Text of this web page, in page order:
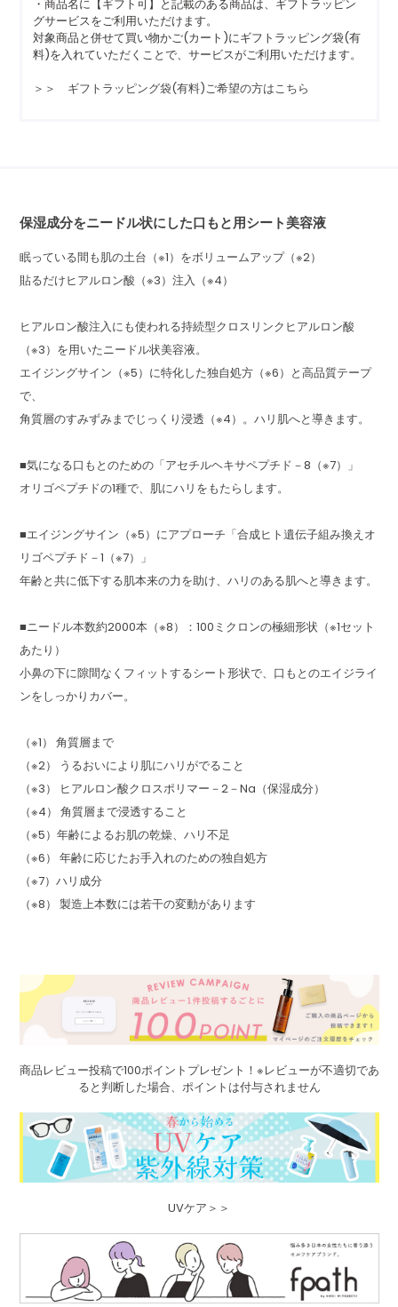
・商品名に【ギフト可】と記載のある商品は、ギフトラッピン
グサービスをご利用いただけます。
対象商品と併せて買い物かご(カート)にギフトラッピング袋(有
料)を入れていただくことで、サービスがご利用いただけます。
＞＞ ギフトラッピング袋(有料)ご希望の方はこちら
保湿成分をニードル状にした口もと用シート美容液
眠っている間も肌の土台（※1）をボリュームアップ（※2）
貼るだけヒアルロン酸（※3）注入（※4）
ヒアルロン酸注入にも使われる持続型クロスリンクヒアルロン酸
（※3）を用いたニードル状美容液。
エイジングサイン（※5）に特化した独自処方（※6）と高品質テープ
で、
角質層のすみずみまでじっくり浸透（※4）。ハリ肌へと導きます。
■気になる口もとのための「アセチルヘキサペプチド－8（※7）」
オリゴペプチドの1種で、肌にハリをもたらします。
■エイジングサイン（※5）にアプローチ「合成ヒト遺伝子組み換えオ
リゴペプチド－1（※7）」
年齢と共に低下する肌本来の力を助け、ハリのある肌へと導きます。
■ニードル本数約2000本（※8）：100ミクロンの極細形状（※1セット
あたり）
小鼻の下に隙間なくフィットするシート形状で、口もとのエイジライ
ンをしっかりカバー。
（※1） 角質層まで
（※2） うるおいにより肌にハリがでること
（※3） ヒアルロン酸クロスポリマー－2－Na（保湿成分）
（※4） 角質層まで浸透すること
（※5）年齢によるお肌の乾燥、ハリ不足
（※6） 年齢に応じたお手入れのための独自処方
（※7）ハリ成分
（※8） 製造上本数には若干の変動があります
商品レビュー投稿で100ポイントプレゼント！※レビューが不適切であ
ると判断した場合、ポイントは付与されません
UVケア＞＞